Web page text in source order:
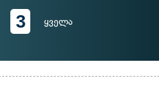
3 ყველა